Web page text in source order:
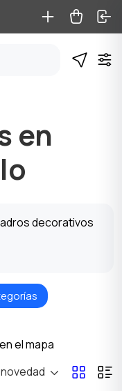
en
decorativos
de
de oficina
el mapa